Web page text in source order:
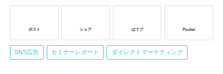
ポスト シェア はてブ Pocket
SNS広告 セミナーレポート ダイレクトマーケティング